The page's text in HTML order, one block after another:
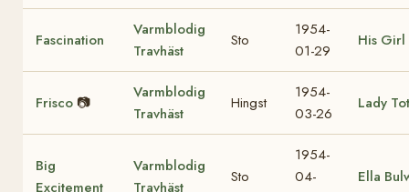
Fascination
Varmblodig
Travhäst
Sto
1954-
01-29
His Girl
Frisco 📷
Varmblodig
Travhäst
Hingst
1954-
03-26
Lady
Big
Excitement
Varmblodig
Travhäst
Sto
1954-
04-
Ella